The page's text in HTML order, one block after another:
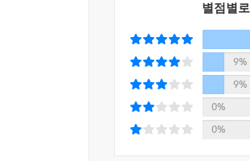
불필요한 복잡성과 위험을
함수형, 객체지향, 비동기 프
모듈을 사용해 복잡한 프로
메타프로그래밍으로 강력하
자바스크립트 라이브러리,
별점별
9%
9%
0%
0%